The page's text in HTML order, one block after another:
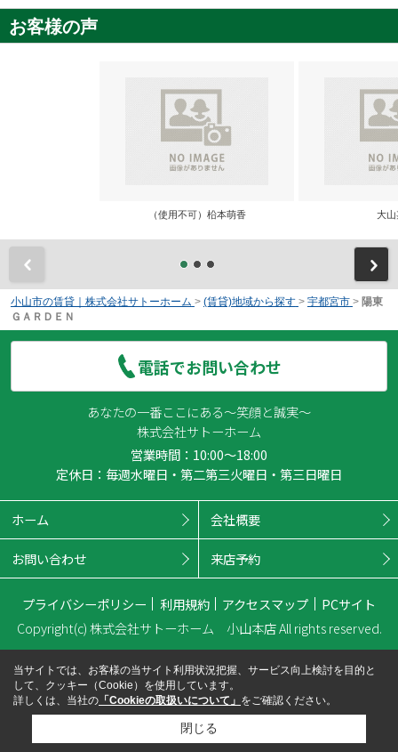
お客様の声
（使用不可）柗本萌香 大山
小山市の賃貸｜株式会社サトーホーム > (賃貸)地域から探す > 宇都宮市 > 陽東
ＧＡＲＤＥＮ
電話でお問い合わせ
あなたの一番ここにある～笑顔と誠実～
株式会社サトーホーム
営業時間：10:00～18:00
定休日：毎週水曜日・第二第三火曜日・第三日曜日
ホーム 会社概要
お問い合わせ 来店予約
プライバシーポリシー 利用規約 アクセスマップ
PCサイト
Copyright(c) 株式会社サトーホーム 小山本店 All rights reserved.
当サイトでは、お客様の当サイト利用状況把握、サービス向上検討を目的と
して、クッキー（Cookie）を使用しています。
詳しくは、当社の 「Cookieの取扱いについて」 をご確認ください。
閉じる